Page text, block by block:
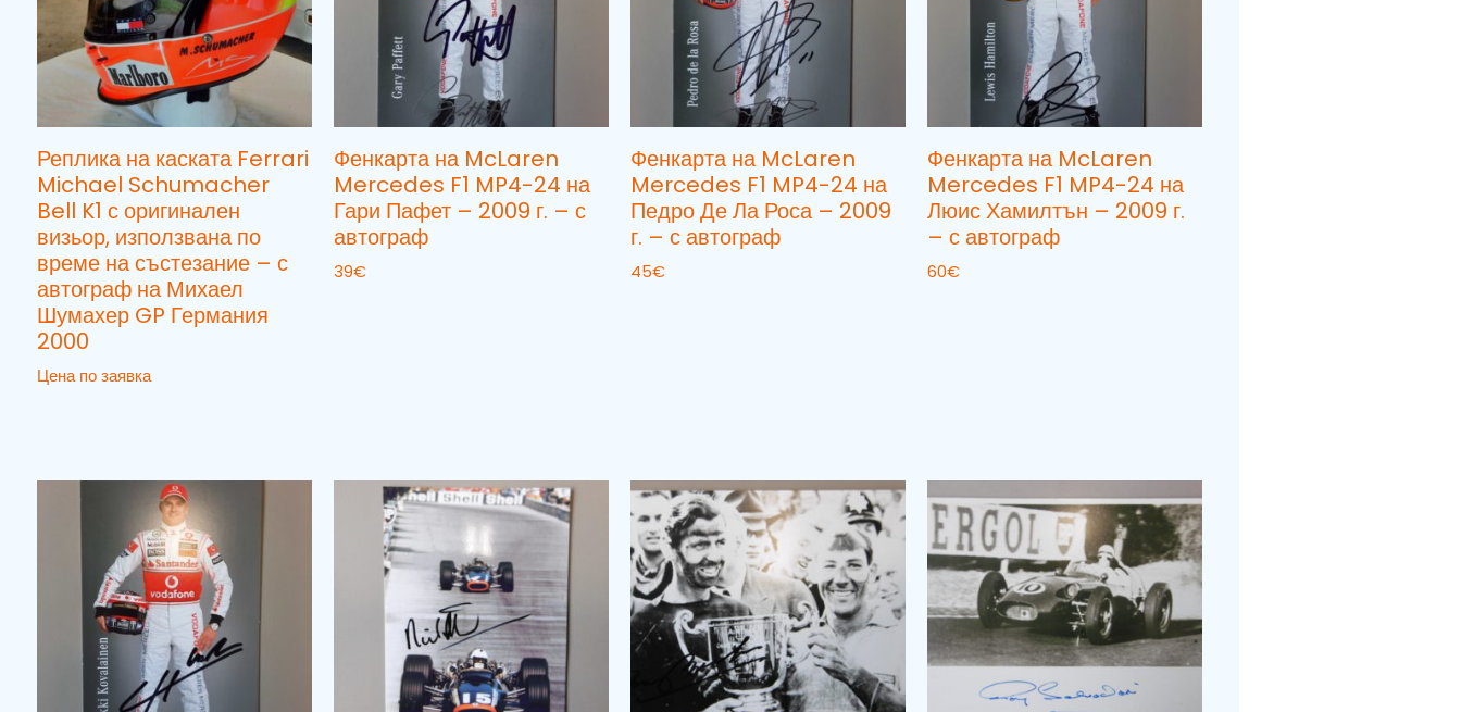
Реплика на каската Ferrari
Michael Schumacher
Bell K1 с оригинален
визьор, използвана по
време на състезание – с
автограф на Михаел
Шумахер GP Германия
2000
Цена по заявка
Фенкарта на McLaren
Mercedes F1 MP4-24 на
Гари Пафет – 2009 г. – с
автограф
39€
Фенкарта на McLaren
Mercedes F1 MP4-24 на
Педро Де Ла Роса – 2009
г. – с автограф
45€
Фенкарта на McLaren
Mercedes F1 MP4-24 на
Люис Хамилтън – 2009 г.
– с автограф
60€